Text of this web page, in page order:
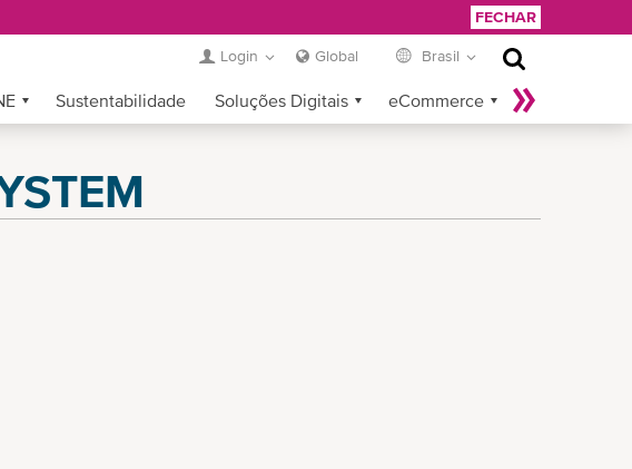
FECHAR
Login Global Brasil
Sustentabilidade Soluções Digitais eCommerce